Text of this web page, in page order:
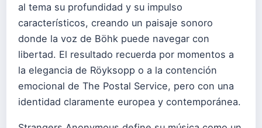
al tema su profundidad y su impulso
característicos, creando un paisaje sonoro
donde la voz de Böhk puede navegar con
libertad. El resultado recuerda por momentos a
la elegancia de Röyksopp o a la contención
emocional de The Postal Service, pero con una
identidad claramente europea y contemporánea.